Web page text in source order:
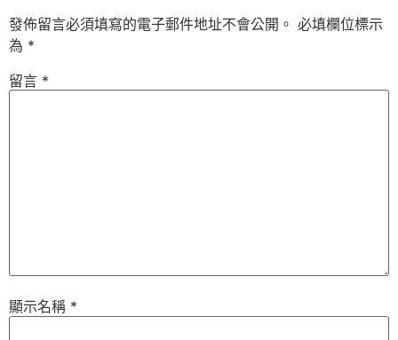
發佈留言必須填寫的電子郵件地址不會公開。 必填欄位標示
為 *
留言 *
顯示名稱 *